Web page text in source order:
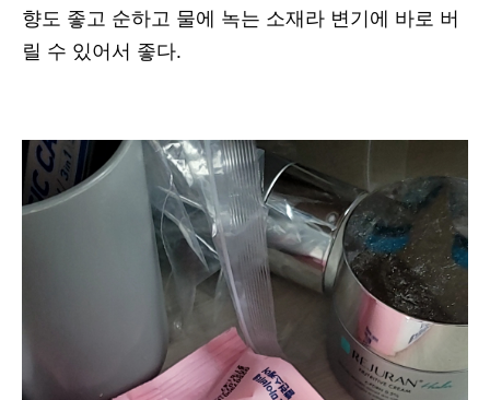
향도 좋고 순하고 물에 녹는 소재라 변기에 바로 버
릴 수 있어서 좋다.